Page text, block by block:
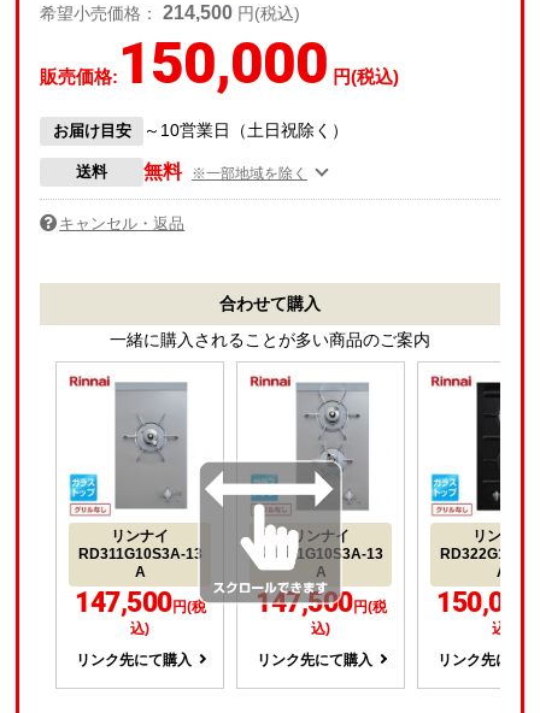
希望小売価格：214,500 円(税込)
販売価格: 150,000 円(税込)
お届け目安 ～10営業日（土日祝除く）
送料 無料 ※一部地域を除く
キャンセル・返品
合わせて購入
一緒に購入されることが多い商品のご案内
リンナイ
RD311G10S3A-13
A
147,500円(税
込)
リンク先にて購入
リンナイ
RD321G10S3A-13
A
147,500円(税
込)
リンク先にて購入
リンナイ
A
150,000
込)
リンク先にて